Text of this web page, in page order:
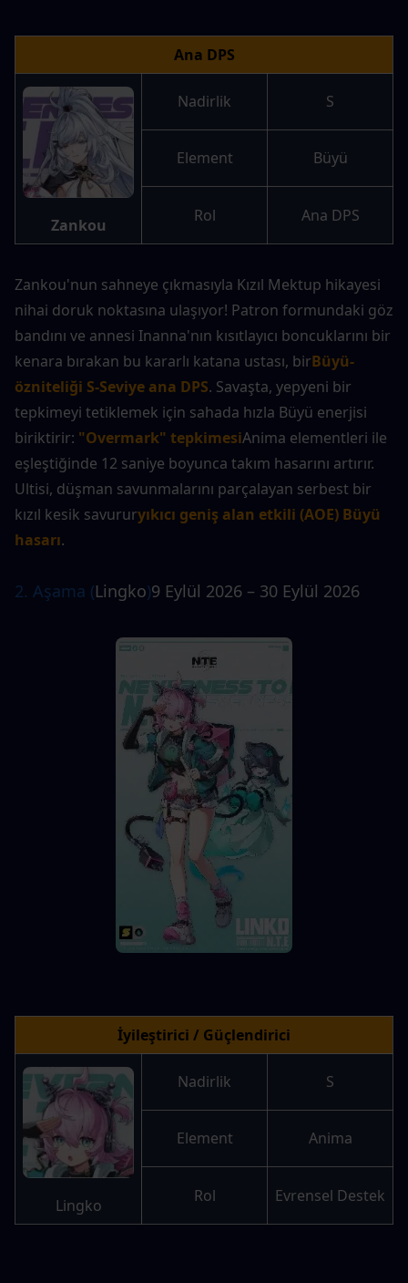
Ana DPS
Zankou
Nadirlik S
Element Büyü
Rol Ana DPS
Zankou'nun sahneye çıkmasıyla Kızıl Mektup hikayesi
nihai doruk noktasına ulaşıyor! Patron formundaki göz
bandını ve annesi Inanna'nın kısıtlayıcı boncuklarını bir
kenara bırakan bu kararlı katana ustası, birBüyü-
özniteliği S-Seviye ana DPS. Savaşta, yepyeni bir
tepkimeyi tetiklemek için sahada hızla Büyü enerjisi
biriktirir: "Overmark" tepkimesiAnima elementleri ile
eşleştiğinde 12 saniye boyunca takım hasarını artırır.
Ultisi, düşman savunmalarını parçalayan serbest bir
kızıl kesik savururyıkıcı geniş alan etkili (AOE) Büyü
hasarı.
2. Aşama (Lingko)9 Eylül 2026 – 30 Eylül 2026
İyileştirici / Güçlendirici
Lingko
Nadirlik S
Element Anima
Rol Evrensel Destek